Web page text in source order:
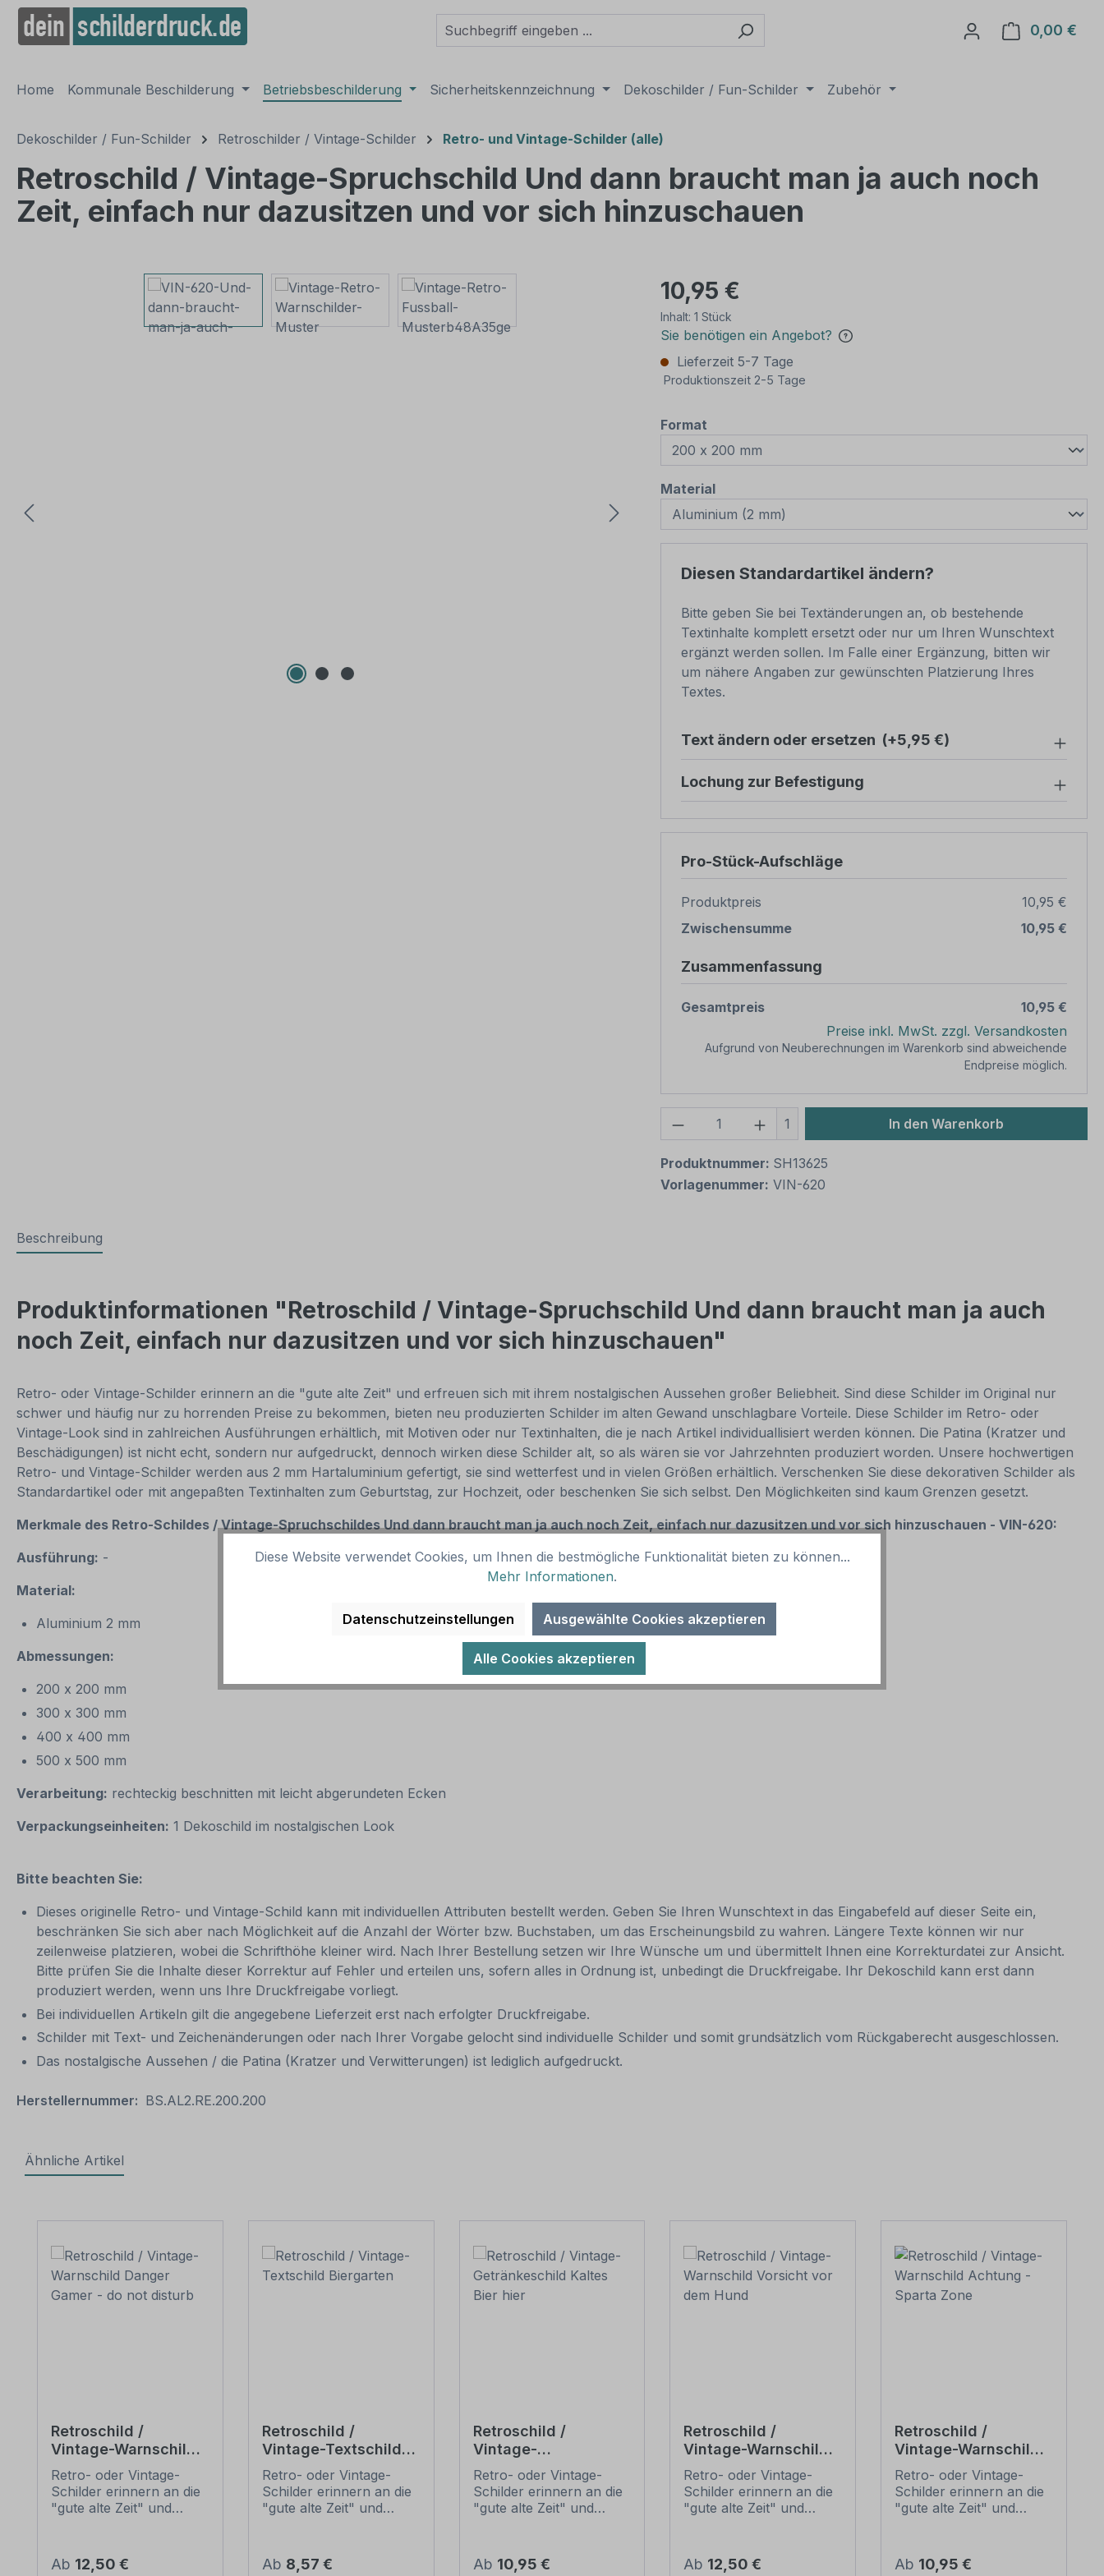
Zur Hauptnavigation springen
0,00 €
Home Kommunale Beschilderung Betriebsbeschilderung Sicherheitskennzeichnung Dekoschilder / Fun-Schilder Zubehör
Dekoschilder / Fun-Schilder Retroschilder / Vintage-Schilder Retro- und Vintage-Schilder (alle)
Retroschild / Vintage-Spruchschild Und dann braucht man ja auch noch
Zeit, einfach nur dazusitzen und vor sich hinzuschauen
Bildergalerie überspringen 10,95 €
Inhalt: 1 Stück
Sie benötigen ein Angebot?
Lieferzeit 5-7 Tage
Produktionszeit 2-5 Tage
Format
Materialauswählen
Diesen Standardartikel ändern?
Bitte geben Sie bei Textänderungen an, ob bestehende
Textinhalte komplett ersetzt oder nur um Ihren Wunschtext
ergänzt werden sollen. Im Falle einer Ergänzung, bitten wir
um nähere Angaben zur gewünschten Platzierung Ihres
Textes.
Text ändern oder ersetzen (+5,95 €)
Lochung zur Befestigung
Pro-Stück-Aufschläge
Produktpreis
10,95 €
Zwischensumme
10,95 €
Zusammenfassung
Gesamtpreis
10,95 €
Preise inkl. MwSt. zzgl. Versandkosten
Aufgrund von Neuberechnungen im Warenkorb sind abweichende
Endpreise möglich.
Produkt Anzahl: Gib den gewünschten Wert
1 In den Warenkorb
Produktnummer: SH13625
Vorlagenummer: VIN-620
Beschreibung
Produktinformationen "Retroschild / Vintage-Spruchschild Und dann braucht man ja auch
noch Zeit, einfach nur dazusitzen und vor sich hinzuschauen"
Retro- oder Vintage-Schilder erinnern an die "gute alte Zeit" und erfreuen sich mit ihrem nostalgischen Aussehen großer Beliebheit. Sind diese Schilder im Original nur
schwer und häufig nur zu horrenden Preise zu bekommen, bieten neu produzierten Schilder im alten Gewand unschlagbare Vorteile. Diese Schilder im Retro- oder
Vintage-Look sind in zahlreichen Ausführungen erhältlich, mit Motiven oder nur Textinhalten, die je nach Artikel individuallisiert werden können. Die Patina (Kratzer und
Beschädigungen) ist nicht echt, sondern nur aufgedruckt, dennoch wirken diese Schilder alt, so als wären sie vor Jahrzehnten produziert worden. Unsere hochwertigen
Retro- und Vintage-Schilder werden aus 2 mm Hartaluminium gefertigt, sie sind wetterfest und in vielen Größen erhältlich. Verschenken Sie diese dekorativen Schilder als
Standardartikel oder mit angepaßten Textinhalten zum Geburtstag, zur Hochzeit, oder beschenken Sie sich selbst. Den Möglichkeiten sind kaum Grenzen gesetzt.
Merkmale des Retro-Schildes / Vintage-Spruchschildes Und dann braucht man ja auch noch Zeit, einfach nur dazusitzen und vor sich hinzuschauen - VIN-620:
Ausführung: -
Material:
Aluminium 2 mm
Abmessungen:
200 x 200 mm
300 x 300 mm
400 x 400 mm
500 x 500 mm
Verarbeitung: rechteckig beschnitten mit leicht abgerundeten Ecken
Verpackungseinheiten: 1 Dekoschild im nostalgischen Look
Bitte beachten Sie:
Dieses originelle Retro- und Vintage-Schild kann mit individuellen Attributen bestellt werden. Geben Sie Ihren Wunschtext in das Eingabefeld auf dieser Seite ein,
beschränken Sie sich aber nach Möglichkeit auf die Anzahl der Wörter bzw. Buchstaben, um das Erscheinungsbild zu wahren. Längere Texte können wir nur
zeilenweise platzieren, wobei die Schrifthöhe kleiner wird. Nach Ihrer Bestellung setzen wir Ihre Wünsche um und übermittelt Ihnen eine Korrekturdatei zur Ansicht.
Bitte prüfen Sie die Inhalte dieser Korrektur auf Fehler und erteilen uns, sofern alles in Ordnung ist, unbedingt die Druckfreigabe. Ihr Dekoschild kann erst dann
produziert werden, wenn uns Ihre Druckfreigabe vorliegt.
Bei individuellen Artikeln gilt die angegebene Lieferzeit erst nach erfolgter Druckfreigabe.
Schilder mit Text- und Zeichenänderungen oder nach Ihrer Vorgabe gelocht sind individuelle Schilder und somit grundsätzlich vom Rückgaberecht ausgeschlossen.
Das nostalgische Aussehen / die Patina (Kratzer und Verwitterungen) ist lediglich aufgedruckt.
Herstellernummer: BS.AL2.RE.200.200
Ähnliche Artikel
Retroschild /
Vintage-Warnschild
Danger Gamer - do
not disturb
Retro- oder Vintage-
Schilder erinnern an die
"gute alte Zeit" und
großer Beliebheit. Sind
Regulärer Preis:
Ab 12,50 €
Retroschild /
Vintage-Textschild
Biergarten
Retro- oder Vintage-
Schilder erinnern an die
"gute alte Zeit" und
großer Beliebheit. Sind
Regulärer Preis:
Ab 8,57 €
Retroschild /
Vintage-
Getränkeschild
Kaltes Bier hier
Retro- oder Vintage-
Schilder erinnern an die
"gute alte Zeit" und
großer Beliebheit. Sind
Regulärer Preis:
Ab 10,95 €
Retroschild /
Vintage-Warnschild
Vorsicht vor dem
Hund
Retro- oder Vintage-
Schilder erinnern an die
"gute alte Zeit" und
großer Beliebheit. Sind
Regulärer Preis:
Ab 12,50 €
Retroschild /
Vintage-Warnschild
Achtung - Sparta
Zone
Retro- oder Vintage-
Schilder erinnern an die
"gute alte Zeit" und
großer Beliebheit. Sind
Regulärer Preis:
Ab 10,95 €
Diese Website verwendet Cookies, um Ihnen die bestmögliche Funktionalität bieten zu können...
Mehr Informationen.
Datenschutzeinstellungen Ausgewählte Cookies akzeptieren
Alle Cookies akzeptieren